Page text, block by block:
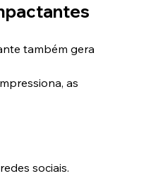
também gera
as
sociais.